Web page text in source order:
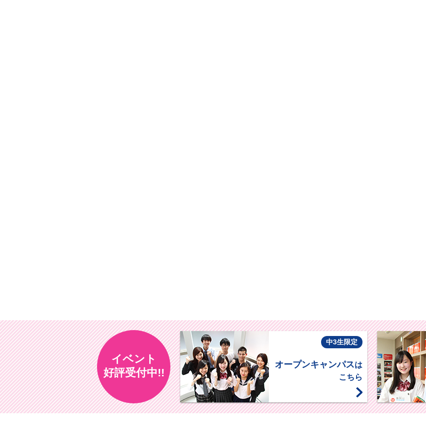
イベント
好評受付中!!
中3生限定
オープンキャンパスは
こちら